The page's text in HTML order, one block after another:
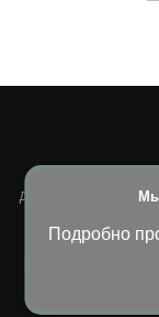
Подробно
Полное или
допускается
Blossom Diva |